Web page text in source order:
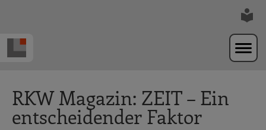
RKW Magazin: ZEIT – Ein
entscheidender Faktor